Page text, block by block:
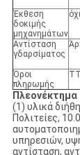
Έκθεση
δοκιμής
μηχανημάτων
Αντίσταση
γδαρσίματος
Όροι
πληρωμής
TT
Πλεονέκτημα
(1) υλικά
Πολιτείες,
υπηρεσιών,
αντίσταση,